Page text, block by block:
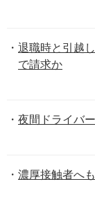
退職時と引越
で請求か
夜間ドライバ
濃厚接触者へ